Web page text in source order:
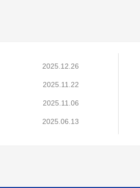
2025.12.26
2025.11.22
2025.11.06
2025.06.13